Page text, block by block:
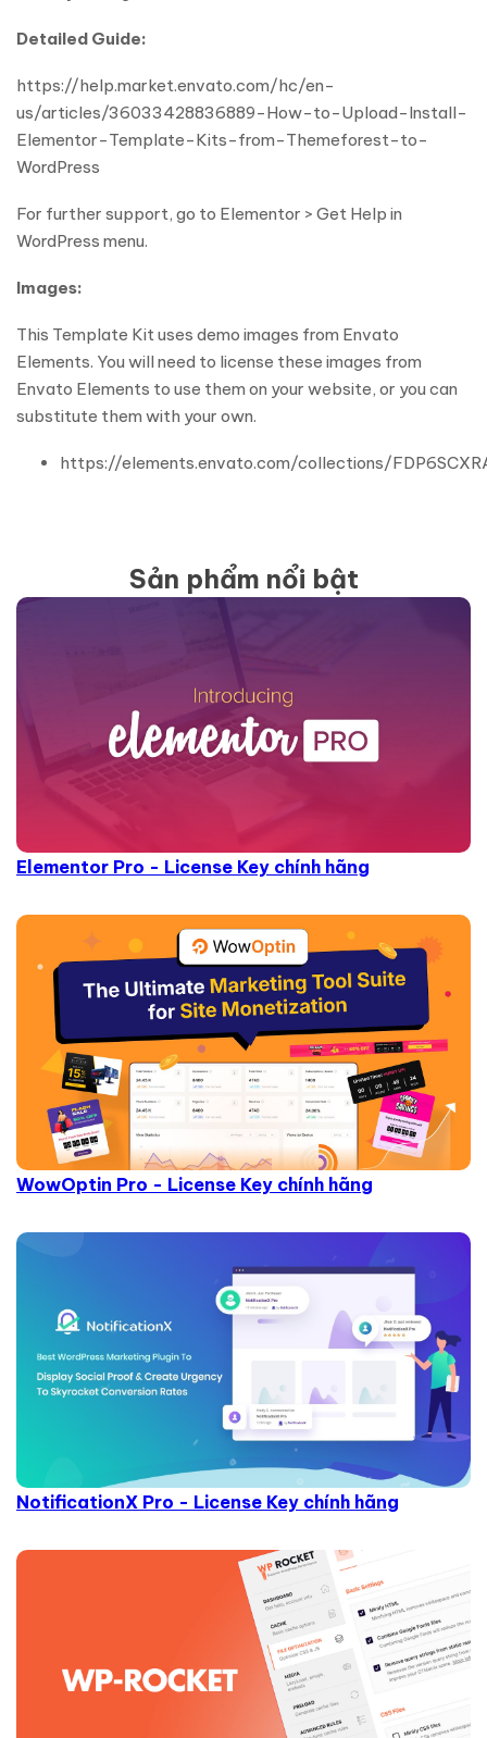
Detailed Guide:
https://help.market.envato.com/hc/en-
us/articles/36033428836889-How-to-Upload-Install-
Elementor-Template-Kits-from-Themeforest-to-
WordPress
For further support, go to Elementor > Get Help in
WordPress menu.
Images:
This Template Kit uses demo images from Envato
Elements. You will need to license these images from
Envato Elements to use them on your website, or you can
substitute them with your own.
https://elements.envato.com/collections/
Sản phẩm nổi bật
Elementor Pro - License Key chính hãng
WowOptin Pro - License Key chính hãng
NotificationX Pro - License Key chính hãng